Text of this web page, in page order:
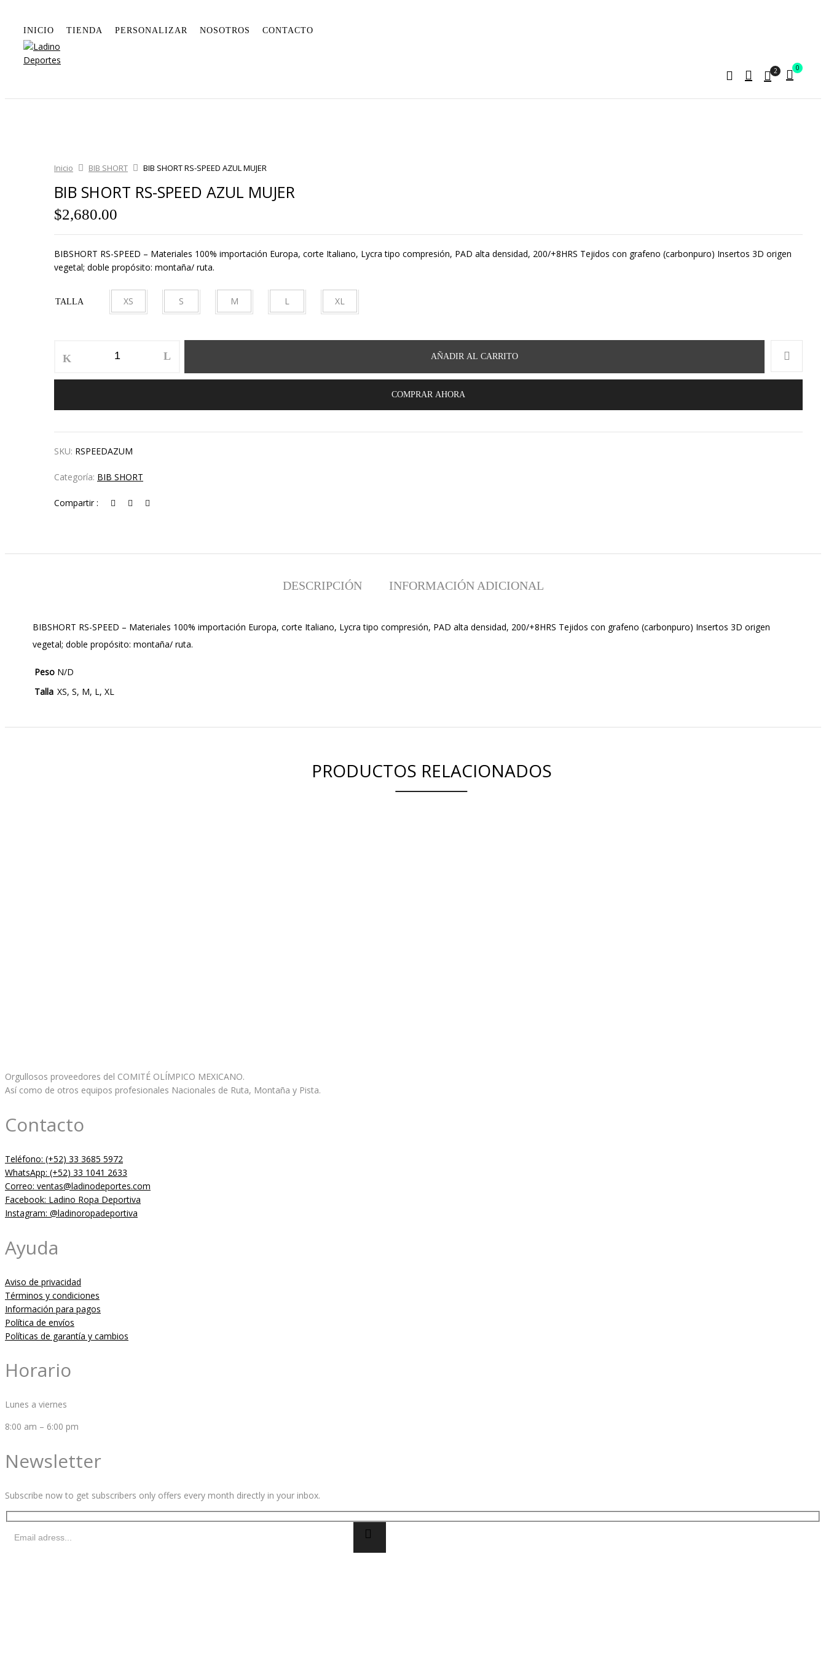
INICIO TIENDA PERSONALIZAR NOSOTROS CONTACTO
2 0
Inicio BIB SHORT BIB SHORT RS-SPEED AZUL MUJER
BIB SHORT RS-SPEED AZUL MUJER
$2,680.00
BIBSHORT RS-SPEED – Materiales 100% importación Europa, corte Italiano, Lycra tipo compresión, PAD alta densidad, 200/+8HRS Tejidos con grafeno (carbonpuro) Insertos 3D origen
vegetal; doble propósito: montaña/ ruta.
TALLA XS S M L XL
SHORT
AÑADIR AL CARRITO
COMPRAR AHORA
SKU: RSPEEDAZUM
Categoría: BIB SHORT
Compartir :
DESCRIPCIÓN INFORMACIÓN ADICIONAL
BIBSHORT RS-SPEED – Materiales 100% importación Europa, corte Italiano, Lycra tipo compresión, PAD alta densidad, 200/+8HRS Tejidos con grafeno (carbonpuro) Insertos 3D origen
vegetal; doble propósito: montaña/ ruta.
Peso N/D
Talla XS, S, M, L, XL
PRODUCTOS RELACIONADOS
Orgullosos proveedores del COMITÉ OLÍMPICO MEXICANO.
Así como de otros equipos profesionales Nacionales de Ruta, Montaña y Pista.
Contacto
Teléfono: (+52) 33 3685 5972
WhatsApp: (+52) 33 1041 2633
Correo: ventas@ladinodeportes.com
Facebook: Ladino Ropa Deportiva
Instagram: @ladinoropadeportiva
Ayuda
Aviso de privacidad
Términos y condiciones
Información para pagos
Política de envíos
Políticas de garantía y cambios
Horario
Lunes a viernes
8:00 am – 6:00 pm
Newsletter
Subscribe now to get subscribers only offers every month directly in your inbox.